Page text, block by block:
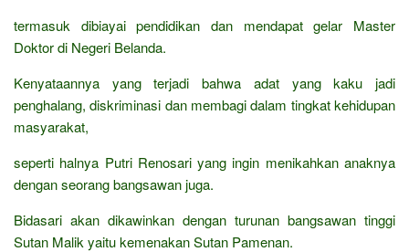
termasuk dibiayai pendidikan dan mendapat gelar Master
Doktor di Negeri Belanda.
Kenyataannya yang terjadi bahwa adat yang kaku jadi
penghalang, diskriminasi dan membagi dalam tingkat kehidupan
masyarakat,
seperti halnya Putri Renosari yang ingin menikahkan anaknya
dengan seorang bangsawan juga.
Bidasari akan dikawinkan dengan turunan bangsawan tinggi
Sutan Malik yaitu kemenakan Sutan Pamenan.